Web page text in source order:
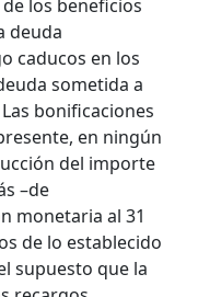
los beneficios
deuda
caducos en los
sometida a
bonificaciones
en ningún
del importe
–de
monetaria al 31
de lo establecido
supuesto que la